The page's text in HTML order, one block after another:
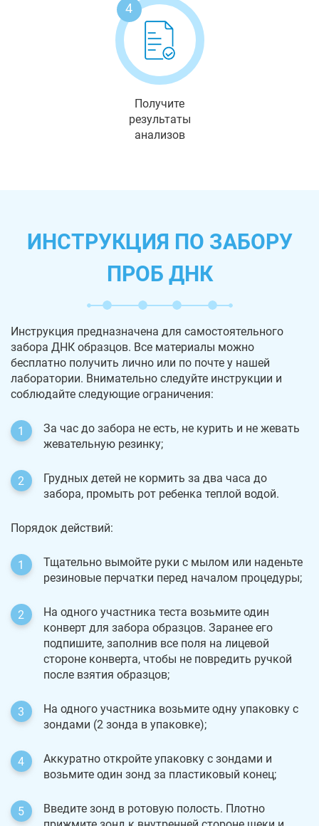
4
Получите
результаты
анализов
ИНСТРУКЦИЯ ПО ЗАБОРУ
ПРОБ ДНК
Инструкция предназначена для самостоятельного
забора ДНК образцов. Все материалы можно
бесплатно получить лично или по почте у нашей
лаборатории. Внимательно следуйте инструкции и
соблюдайте следующие ограничения:
За час до забора не есть, не курить и не жевать
жевательную резинку;
Грудных детей не кормить за два часа до
забора, промыть рот ребенка теплой водой.
Порядок действий:
Тщательно вымойте руки с мылом или наденьте
резиновые перчатки перед началом процедуры;
На одного участника теста возьмите один
конверт для забора образцов. Заранее его
подпишите, заполнив все поля на лицевой
стороне конверта, чтобы не повредить ручкой
после взятия образцов;
На одного участника возьмите одну упаковку с
зондами (2 зонда в упаковке);
Аккуратно откройте упаковку с зондами и
возьмите один зонд за пластиковый конец;
Введите зонд в ротовую полость. Плотно